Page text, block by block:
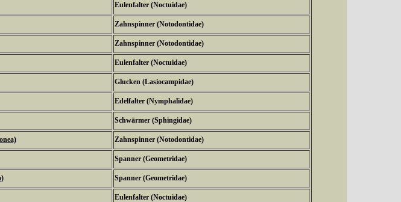
Eulenfalter (Noctuidae)
Zahnspinner (Notodontidae)
Zahnspinner (Notodontidae)
Eulenfalter (Noctuidae)
Glucken (Lasiocampidae)
Edelfalter (Nymphalidae)
Schwärmer (Sphingidae)
Zahnspinner (Notodontidae)
Spanner (Geometridae)
Spanner (Geometridae)
Eulenfalter (Noctuidae)